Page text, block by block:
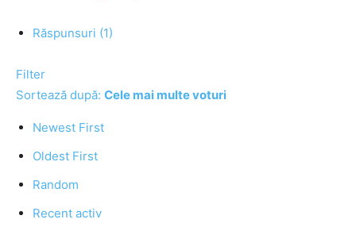
Răspunsuri (1)
Filter
Sortează după: Cele mai multe voturi
Newest First
Oldest First
Random
Recent activ